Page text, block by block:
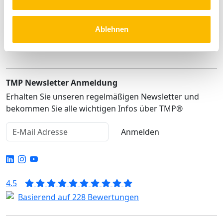
Ablehnen
Lösungen
Rechtliches
TMP Newsletter Anmeldung
Erhalten Sie unseren regelmäßigen Newsletter und
bekommen Sie alle wichtigen Infos über TMP®
Anmelden
4.5
Basierend auf 228 Bewertungen